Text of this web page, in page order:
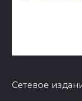
Сетевое